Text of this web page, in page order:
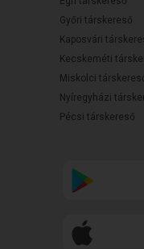
Győri társkereső
Kaposvári
Kecskeméti
Miskolci
Nyíregyházi
Pécsi társkereső